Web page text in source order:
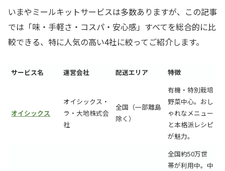
いまやミールキットサービスは多数ありますが、この記事
では「味・手軽さ・コスパ・安心感」すべてを総合的に比
較できる、特に人気の高い4社に絞ってご紹介します。
サービス名 運営会社 配送エリア 特徴
オイシックス
オイシックス・
ラ・大地株式会
社
全国（一部離島
除く）
有機・特別栽培
野菜中心。おし
ゃれなメニュー
と本格派レシピ
が魅力。
全国約50万世
帯が利用中。中